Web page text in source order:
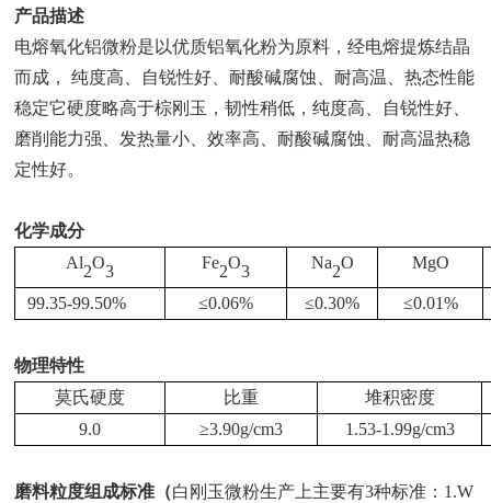
产品描述
电熔氧化铝微粉是以优质铝氧化粉为原料，经电熔提炼结晶
而成，
纯度高、自锐性好、耐酸碱腐蚀、耐高温、热态性能
稳定它硬度略高于棕刚玉，韧性稍低，纯度高、自锐性好、
磨削能力强、发热量小、效率高、耐酸碱腐蚀、耐高温热稳
定性好。
化学成分
Al2O3 Fe2O3 Na2O MgO
99.35-99.50% ≤0.06% ≤0.30% ≤0.01%
物理特性
莫氏硬度
比重
堆积密度
9.0
≥3.90g/cm3 1.53-1.99g/cm3
磨料粒度组成标准（白刚玉微粉生产上主要有3种标准：1.W